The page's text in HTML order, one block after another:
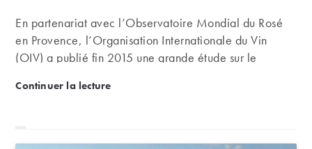
En partenariat avec l’Observatoire Mondial du Rosé
en Provence, l’Organisation Internationale du Vin
(OIV) a publié fin 2015 une grande étude sur le
montre de plus en plus clémente, le moment est venu
Continuer la lectureMarché mondial : le bel avenir du vin rosé